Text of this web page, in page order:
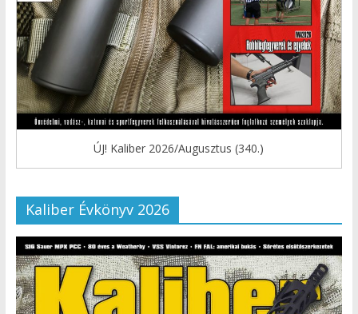
ÚJ! Kaliber 2026/Augusztus (340.)
Kaliber Évkönyv 2026